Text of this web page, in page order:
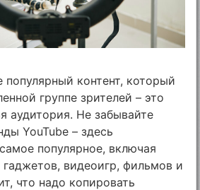
популярный контент, который
группе зрителей – это
аудитория. Не забывайте
YouTube – здесь
популярное, включая
видеоигр, фильмов и
что надо копировать